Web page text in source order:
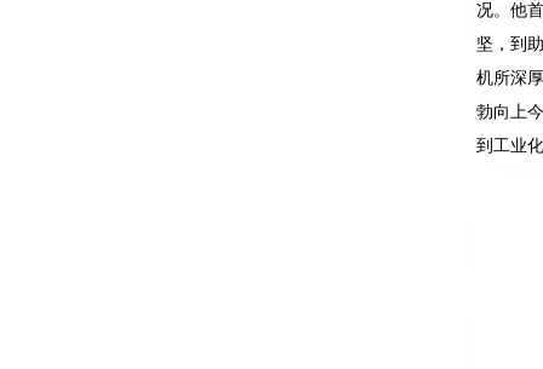
况。他
坚，到
机所深
勃向上
到工业